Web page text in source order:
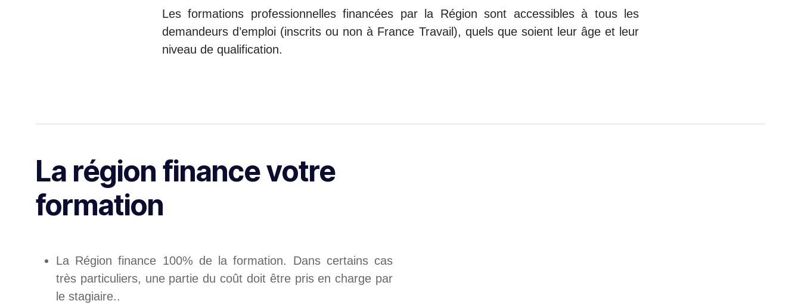
Les formations professionnelles financées par la Région sont accessibles à tous les
demandeurs d’emploi (inscrits ou non à France Travail), quels que soient leur âge et leur
niveau de qualification.
La région finance votre
formation
La Région finance 100% de la formation. Dans certains cas
très particuliers, une partie du coût doit être pris en charge par
le stagiaire..